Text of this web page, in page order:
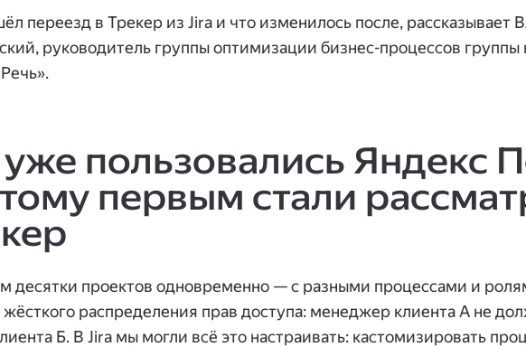
переезд в Трекер из Jira и что изменилось после, рассказывает
руководитель группы оптимизации бизнес-процессов группы
пользовались Яндекс
первым стали
десятки проектов одновременно — с разными процессами и
распределения прав доступа: менеджер клиента А не
Б. В Jira мы могли всё это настраивать: кастомизировать